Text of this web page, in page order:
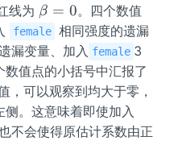
\si
m Z
\mi
d
\m
ath
bf
{X}
线为 \b
et
a
=
0
β = 0。四个数值
female 相同强度的遗漏
漏变量、加入 female 3
值点的小括号中汇报了
，可以观察到均大于零，
。这意味着即使加入
不会使得原估计系数由正